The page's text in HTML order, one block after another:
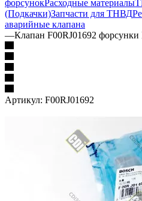
форсунокРасходные материалы
(Подкачки)Запчасти для ТНВД
аварийные клапана
—Клапан F00RJ01692
Артикул: F00RJ01692